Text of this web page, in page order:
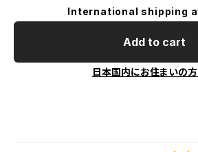
International shipping
Add to cart
日本国内にお住まいの